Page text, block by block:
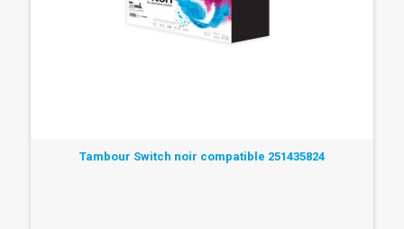
Tambour Switch noir compatible 251435824